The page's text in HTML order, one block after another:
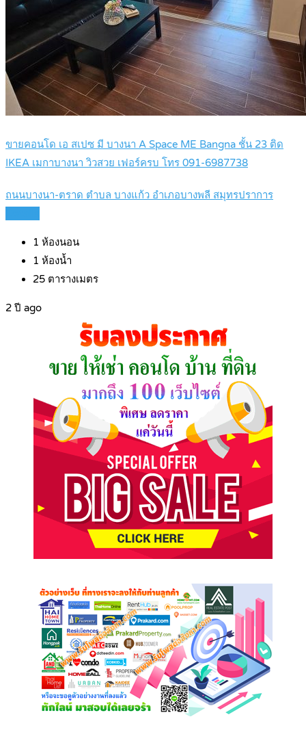
ขายคอนโด เอ สเปซ มี บางนา A Space ME Bangna ชั้น 23 ติด
IKEA เมกาบางนา วิวสวย เฟอร์ครบ โทร 091-6987738
ถนนบางนา-ตราด ตำบล บางแก้ว อำเภอบางพลี สมุทรปราการ
1 ห้องนอน
1 ห้องน้ำ
25 ตารางเมตร
2 ปี ago